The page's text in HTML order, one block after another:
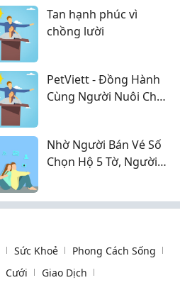
Không những cha mẹ
tự hào mà vợ con
Tan hạnh phúc vì
chồng lười
PetViett - Đồng Hành
Cùng Người Nuôi Chó
Nhờ Người Bán Vé Số
Chọn Hộ 5 Tờ, Người
Đồng
Sức Khoẻ
Phong Cách Sống
Cưới
Giao Dịch